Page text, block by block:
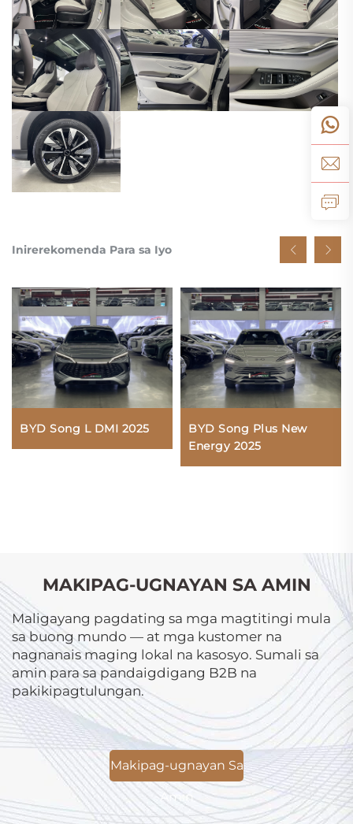
Inirerekomenda Para sa Iyo
BYD Song L DMI 2025
BYD Song Plus New
Energy 2025
MAKIPAG-UGNAYAN SA AMIN
Maligayang pagdating sa mga magtitingi mula
sa buong mundo — at mga kustomer na
nagnanais maging lokal na kasosyo. Sumali sa
amin para sa pandaigdigang B2B na
pakikipagtulungan.
Makipag-ugnayan Sa
Amin